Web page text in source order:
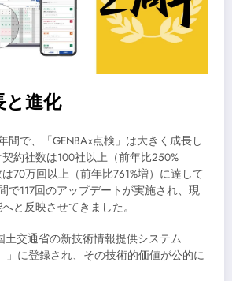
と進化
間で、「GENBAx点検」は大きく成長し
約社数は100社以上（前年比250%
70万回以上（前年比761%増）に達して
で117回のアップデートが実施され、現
と反映させてきました。
土交通省の新技術情報提供システム
」に登録され、その技術的価値が公的に